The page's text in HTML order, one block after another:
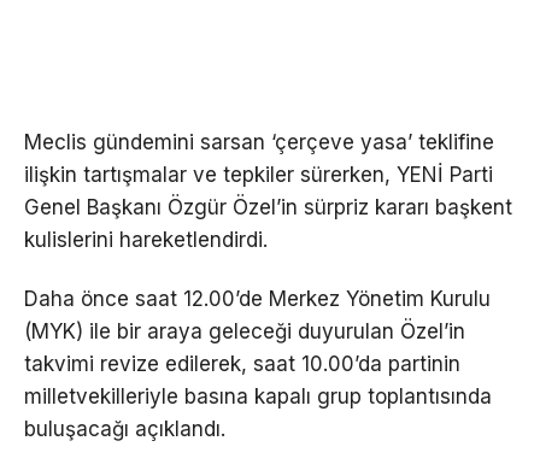
Meclis gündemini sarsan ‘çerçeve yasa’ teklifine
ilişkin tartışmalar ve tepkiler sürerken, YENİ Parti
Genel Başkanı Özgür Özel’in sürpriz kararı başkent
kulislerini hareketlendirdi.
Daha önce saat 12.00’de Merkez Yönetim Kurulu
(MYK) ile bir araya geleceği duyurulan Özel’in
takvimi revize edilerek, saat 10.00’da partinin
milletvekilleriyle basına kapalı grup toplantısında
buluşacağı açıklandı.